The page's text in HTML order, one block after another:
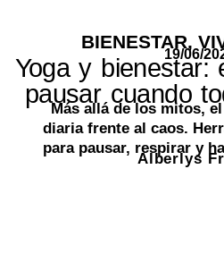
BIENESTAR,
19/06/
Yoga y bienestar:
pausar cuando
Más allá de los mitos,
diaria frente al caos.
para pausar, respirar y
Alberlys